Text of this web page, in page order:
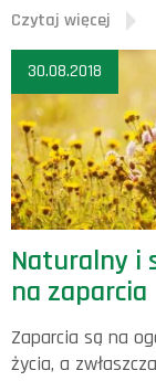
Czytaj więcej
30.08.2018
Naturalny i
na zaparcia
Zaparcia są na
życia, a